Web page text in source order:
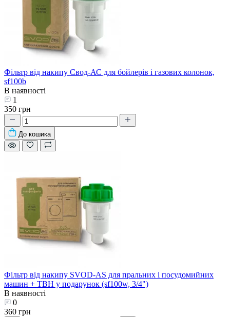
Фільтр від накипу Свод-АС для бойлерів і газових колонок,
sf100b
В наявності
1
350 грн
До кошика
Фільтр від накипу SVOD-AS для пральних і посудомийних
машин + ТВН у подарунок (sf100w, 3/4")
В наявності
0
360 грн